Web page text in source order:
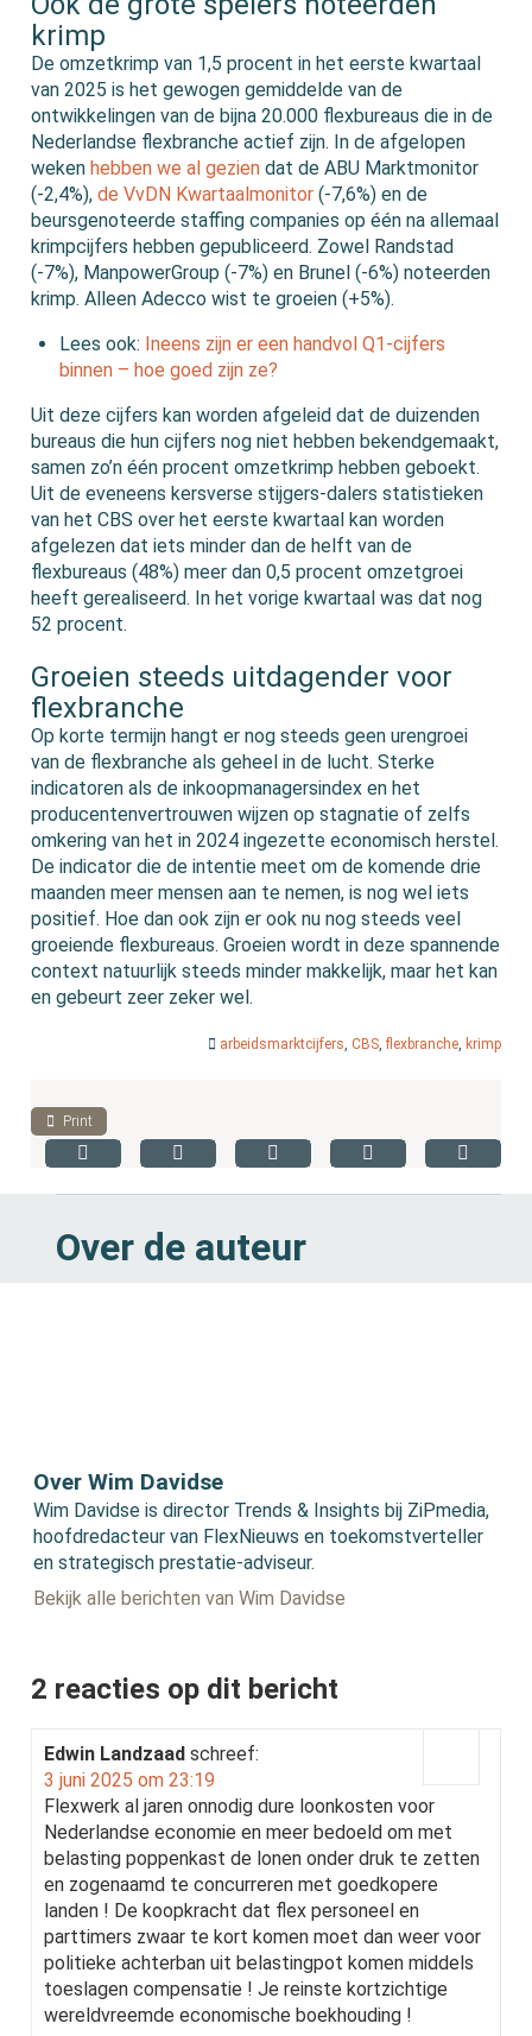
krimp
De omzetkrimp van 1,5 procent in het eerste kwartaal
van 2025 is het gewogen gemiddelde van de
ontwikkelingen van de bijna 20.000 flexbureaus die in de
Nederlandse flexbranche actief zijn. In de afgelopen
weken hebben we al gezien dat de ABU Marktmonitor
(-2,4%),de VvDN Kwartaalmonitor (-7,6%) en de
beursgenoteerde staffing companies op één na allemaal
krimpcijfers hebben gepubliceerd. Zowel Randstad
(-7%), ManpowerGroup (-7%) en Brunel (-6%) noteerden
krimp. Alleen Adecco wist te groeien (+5%).
Lees ook: Ineens zijn er een handvol Q1-cijfers
binnen – hoe goed zijn ze?
Uit deze cijfers kan worden afgeleid dat de duizenden
bureaus die hun cijfers nog niet hebben bekendgemaakt,
samen zo’n één procent omzetkrimp hebben geboekt.
Uit de eveneens kersverse stijgers-dalers statistieken
van het CBS over het eerste kwartaal kan worden
afgelezen dat iets minder dan de helft van de
flexbureaus (48%) meer dan 0,5 procent omzetgroei
heeft gerealiseerd. In het vorige kwartaal was dat nog
52 procent.
Groeien steeds uitdagender voor
flexbranche
Op korte termijn hangt er nog steeds geen urengroei
van de flexbranche als geheel in de lucht. Sterke
indicatoren als de inkoopmanagersindex en het
producentenvertrouwen wijzen op stagnatie of zelfs
omkering van het in 2024 ingezette economisch herstel.
De indicator die de intentie meet om de komende drie
maanden meer mensen aan te nemen, is nog wel iets
positief. Hoe dan ook zijn er ook nu nog steeds veel
groeiende flexbureaus. Groeien wordt in deze spannende
context natuurlijk steeds minder makkelijk, maar het kan
en gebeurt zeer zeker wel.
arbeidsmarktcijfers, CBS,flexbranche, krimp
Print
Over de auteur
Over Wim Davidse
Wim Davidse is director Trends & Insights bij ZiPmedia,
hoofdredacteur van FlexNieuws en toekomstverteller
en strategisch prestatie-adviseur.
Bekijk alle berichten van Wim Davidse
2 reacties op dit bericht
Edwin Landzaad schreef:
3 juni 2025 om 23:19
Flexwerk al jaren onnodig dure loonkosten voor
Nederlandse economie en meer bedoeld om met
belasting poppenkast de lonen onder druk te zetten
en zogenaamd te concurreren met goedkopere
landen ! De koopkracht dat flex personeel en
parttimers zwaar te kort komen moet dan weer voor
politieke achterban uit belastingpot komen middels
toeslagen compensatie ! Je reinste kortzichtige
wereldvreemde economische boekhouding !